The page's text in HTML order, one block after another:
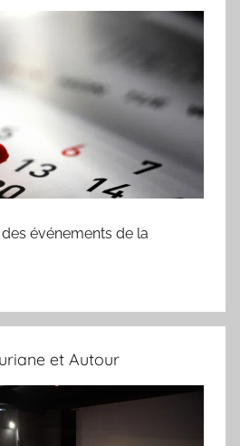
événements de la
et Autour